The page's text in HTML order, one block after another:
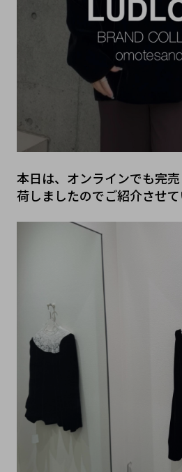
本日は、オンラインでも完
荷しましたのでご紹介させて